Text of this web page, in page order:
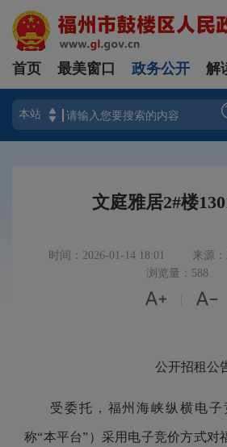
首页 最美窗口 政务公开 解
文庭雅居2#楼
时间：2026-01-14 18:01
来源
浏览量：588
 
公开招租公
受委托，福州海峡纵横电
称“本平台”）采用电子竞价方式对